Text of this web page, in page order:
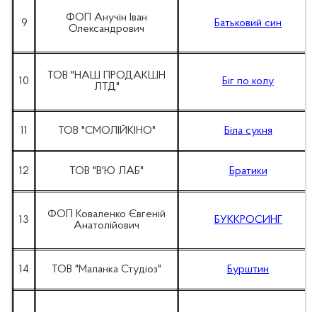
9
ФОП Анучін Іван
Олександрович
Батьковий син
10
ТОВ "НАШ ПРОДАКШН
ЛТД"
Біг по колу
11 ТОВ "СМОЛІЙКІНО" Біла сукня
12 ТОВ "В'Ю ЛАБ" Братики
13
ФОП Коваленко Євгеній
Анатолійович
БУККРОСИНГ
14 ТОВ "Маланка Студіоз" Бурштин